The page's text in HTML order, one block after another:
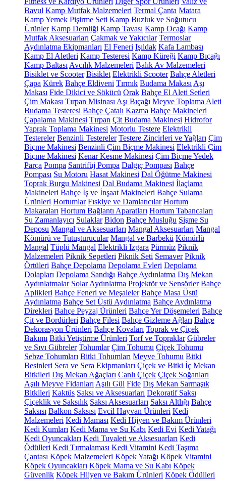
Bavul Kamp Mutfak Malzemeleri Termal Çanta Matara
Kamp Yemek Pişirme Seti Kamp Buzluk ve Soğutucu
Ürünler Kamp Demliği Kamp Tavası Kamp Ocağı Kamp
Mutfak Aksesuarları Çakmak ve Yakıcılar Termoslar
Aydınlatma Ekipmanları El Feneri Işıldak Kafa Lambası
Kamp El Aletleri Kamp Testeresi Kamp Küreği Kamp Bıçağı
Kamp Baltası Avcılık Malzemeleri Balık Av Malzemeleri
Bisiklet ve Scooter Bisiklet Elektrikli Scooter Bahçe Aletleri
Çapa Kürek Bahçe Eldiveni Tırmık Budama Makası Aşı
Makası Fide Dikici ve Sökücü Orak Bahçe El Aleti Setleri
Çim Makası Tırpan Misinası Aşı Bıçağı Meyve Toplama Aleti
Budama Testeresi Bahçe Çatalı Kazma Bahçe Makineleri
Çapalama Makinesi Tırpan Çit Budama Makinesi Hidrofor
Yaprak Toplama Makinesi Motorlu Testere Elektrikli
Testereler Benzinli Testereler Testere Zincirleri ve Yağları Çim
Biçme Makinesi Benzinli Çim Biçme Makinesi Elektrikli Çim
Biçme Makinesi Kenar Kesme Makinesi Çim Biçme Yedek
Parça Pompa Santrifüj Pompa Dalgıç Pompası Bahçe
Pompası Su Motoru Hasat Makinesi Dal Öğütme Makinesi
Toprak Burgu Makinesi Dal Budama Makinesi İlaçlama
Makineleri Bahçe İş ve İnşaat Makineleri Bahçe Sulama
Ürünleri Hortumlar Fıskiye ve Damlatıcılar Hortum
Makaraları Hortum Bağlantı Aparatları Hortum Tabancaları
Su Zamanlayıcı Sulaklar Bidon Bahçe Musluğu Şişme Su
Deposu Mangal ve Aksesuarları Mangal Aksesuarları Mangal
Kömürü ve Tutuşturucular Mangal ve Barbekü Kömürlü
Mangal Tüplü Mangal Elektrikli Izgara Pürmüz Piknik
Malzemeleri Piknik Sepetleri Piknik Seti Semaver Piknik
Örtüleri Bahçe Depolama Depolama Evleri Depolama
Dolapları Depolama Sandığı Bahçe Aydınlatma Dış Mekan
Aydınlatmalar Solar Aydınlatma Projektör ve Sensörler Bahçe
Aplikleri Bahçe Feneri ve Meşaleler Bahçe Masa Üstü
Aydınlatma Bahçe Set Üstü Aydınlatma Bahçe Aydınlatma
Direkleri Bahçe Peyzaj Ürünleri Bahçe Yer Döşemeleri Bahçe
Çit ve Bordürleri Bahçe Filesi Bahçe Gizleme Ağları Bahçe
Dekorasyon Ürünleri Bahçe Kovaları Toprak ve Çiçek
Bakımı Bitki Yetiştirme Ürünleri Torf ve Topraklar Gübreler
ve Sıvı Gübreler Tohumlar Çim Tohumu Çiçek Tohumu
Sebze Tohumları Bitki Tohumları Meyve Tohumu Bitki
Besinleri Sera ve Sera Ekipmanları Çiçek ve Bitki İç Mekan
Bitkileri Dış Mekan Ağaçları Canlı Çiçek Çiçek Soğanları
Aşılı Meyve Fidanları Aşılı Gül Fide Dış Mekan Sarmaşık
Bitkileri Kaktüs Saksı ve Aksesuarları Dekoratif Saksı
Çiçeklik ve Saksılık Saksı Aksesuarları Saksı Altlığı Bahçe
Saksısı Balkon Saksısı Evcil Hayvan Ürünleri Kedi
Malzemeleri Kedi Maması Kedi Hijyen ve Bakım Ürünleri
Kedi Kumları Kedi Mama ve Su Kabı Kedi Evi Kedi Yatağı
Kedi Oyuncakları Kedi Tuvaleti ve Aksesuarları Kedi
Ödülleri Kedi Tırmalaması Kedi Vitamini Kedi Taşıma
Çantası Köpek Malzemeleri Köpek Yatağı Köpek Vitamini
Köpek Oyuncakları Köpek Mama ve Su Kabı Köpek
Güvenlik Köpek Hijyen ve Bakım Ürünleri Köpek Ödülleri